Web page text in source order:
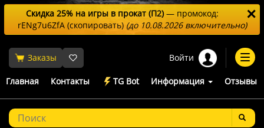
✕
Скидка 25% на игры в прокат (П2)— промокод:
rENg7u6ZfA (скопировать) (до 10.08.2026 включительно)
Заказы Войти
Главная Контакты TG Bot Информация Отзывы